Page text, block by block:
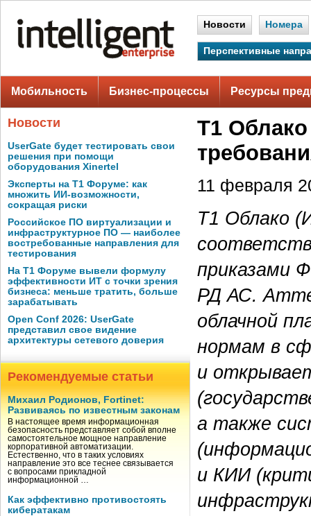
Новости Номера
Перспективные
Мобильность Бизнес-процессы Ресурсы
Новости
UserGate будет тестировать свои
решения при помощи
оборудования Xinertel
Эксперты на Т1 Форуме: как
множить ИИ-возможности,
сокращая риски
Российское ПО виртуализации и
инфраструктурное ПО — наиболее
востребованные направления для
тестирования
На Т1 Форуме вывели формулу
эффективности ИТ с точки зрения
бизнеса: меньше тратить, больше
зарабатывать
Open Conf 2026: UserGate
представил свое видение
архитектуры сетевого доверия
Рекомендуемые статьи
Михаил Родионов, Fortinet:
Развиваясь по известным законам
В настоящее время информационная
безопасность представляет собой вполне
самостоятельное мощное направление
корпоративной автоматизации.
Естественно, что в таких условиях
направление это все теснее связывается
с вопросами прикладной
информационной …
Как эффективно противостоять
кибератакам
Т1
11 февраля
Т1 Облако
приказами
РД АС.
облачной
нормам в
и
а также
и КИИ